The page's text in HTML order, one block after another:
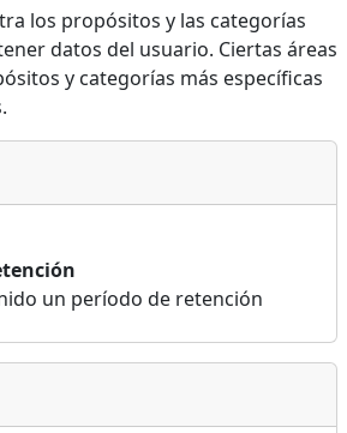
los propósitos y las categorías
datos del usuario. Ciertas áreas
y categorías más específicas
un período de retención